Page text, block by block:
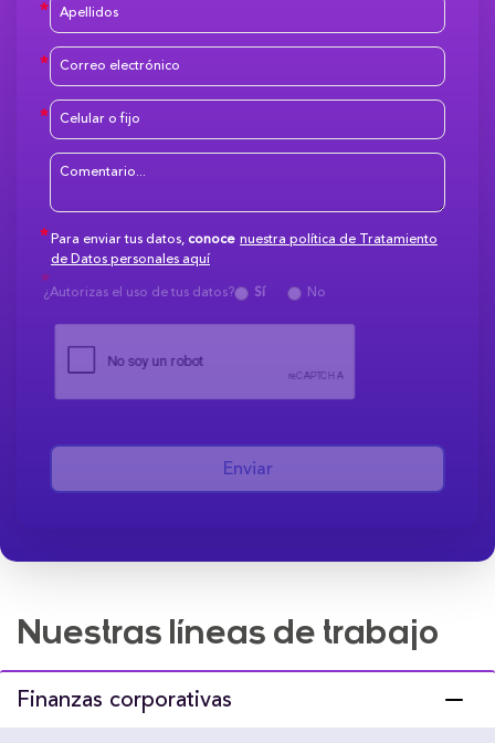
Para enviar tus datos,conoce nuestra política de Tratamiento
de Datos personales aquí
¿Autorizas el uso de tus datos?
Sí No
Enviar
Nuestras líneas de trabajo
Finanzas corporativas